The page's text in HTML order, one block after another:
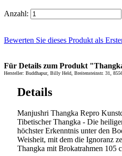
Anzahl:
Bewerten Sie dieses Produkt als
Für Details zum Produkt
Hersteller: Buddhapur, Billy Held, Breitensteinstr. 31,
Details
Manjushri Thangka Repro
Tibetischer Thangka - Die
höchster Erkenntnis unter den
Weisheit, mit dem die Ignoranz
Thangka mit Brokatrahmen 105